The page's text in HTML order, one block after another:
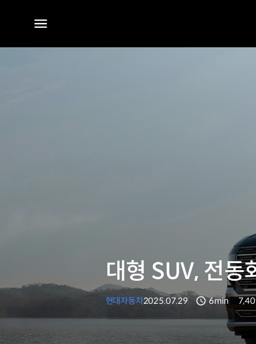
전체
대형 SUV, 전동
현대자동차2025.07.29 6min
조회